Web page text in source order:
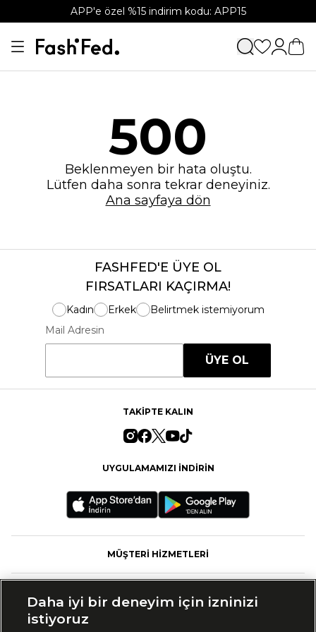
APP'e özel %15 indirim kodu: APP15
500
Beklenmeyen bir hata oluştu.
Lütfen daha sonra tekrar deneyiniz.
Ana sayfaya dön
FASHFED'E ÜYE OL
FIRSATLARI KAÇIRMA!
Kadın Erkek
Belirtmek istemiyorum
Mail Adresin
ÜYE OL
TAKİPTE KALIN
UYGULAMAMIZI İNDİRİN
MÜŞTERİ HİZMETLERİ
Daha iyi bir deneyim için izninizi
istiyoruz